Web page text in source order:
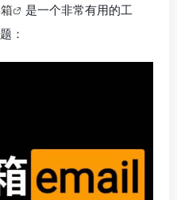
是一个非常有用的工
：